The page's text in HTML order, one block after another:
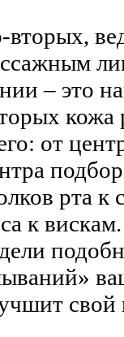
вторых,
– это
кожа
от
рта к
к
свой